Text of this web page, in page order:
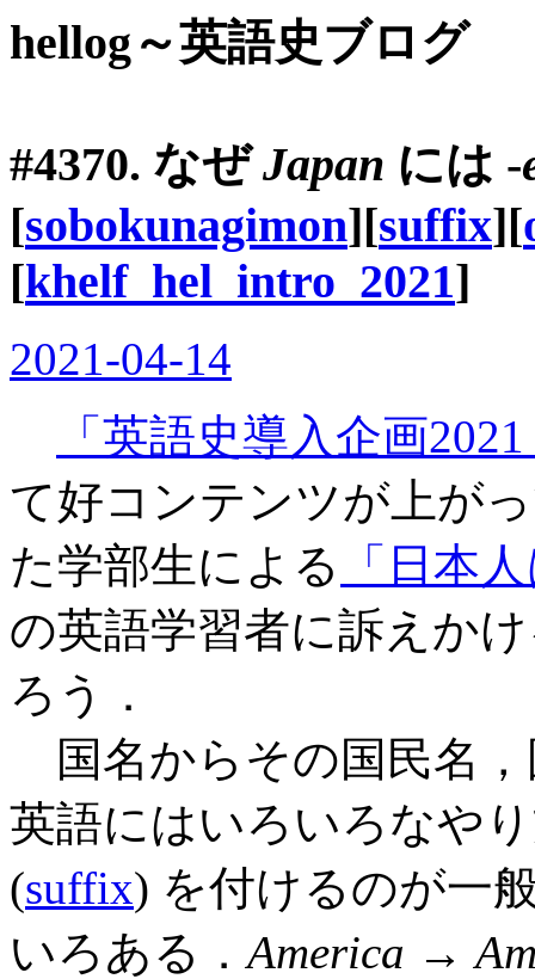
hellog～英語史ブログ
#4370. なぜJapan には -
[sobokunagimon][suffix][
[khelf_hel_intro_2021]
2021-04-14
「英語史導入企画
て好コンテンツが上が
た学部生による
「日本
の英語学習者に訴えか
ろう．
国名からその国民名
英語にはいろいろなや
(suffix) を付けるのが一
いろある．America →